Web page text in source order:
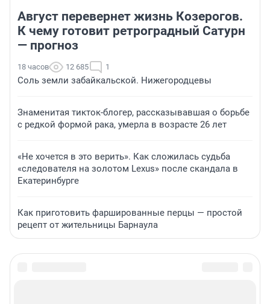
Август перевернет жизнь Козерогов.
К чему готовит ретроградный Сатурн
— прогноз
18 часов 12 685 1
Соль земли забайкальской. Нижегородцевы
Знаменитая тикток-блогер, рассказывавшая о борьбе
с редкой формой рака, умерла в возрасте 26 лет
«Не хочется в это верить». Как сложилась судьба
«следователя на золотом Lexus» после скандала в
Екатеринбурге
Как приготовить фаршированные перцы — простой
рецепт от жительницы Барнаула